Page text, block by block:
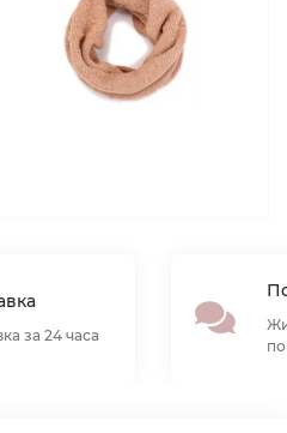
за 24 часа